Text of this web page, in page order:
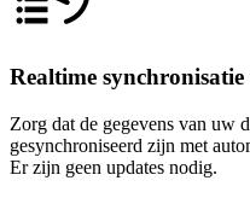
Realtime
Zorg dat de gegevens van uw
gesynchroniseerd zijn met
Er zijn geen updates nodig.